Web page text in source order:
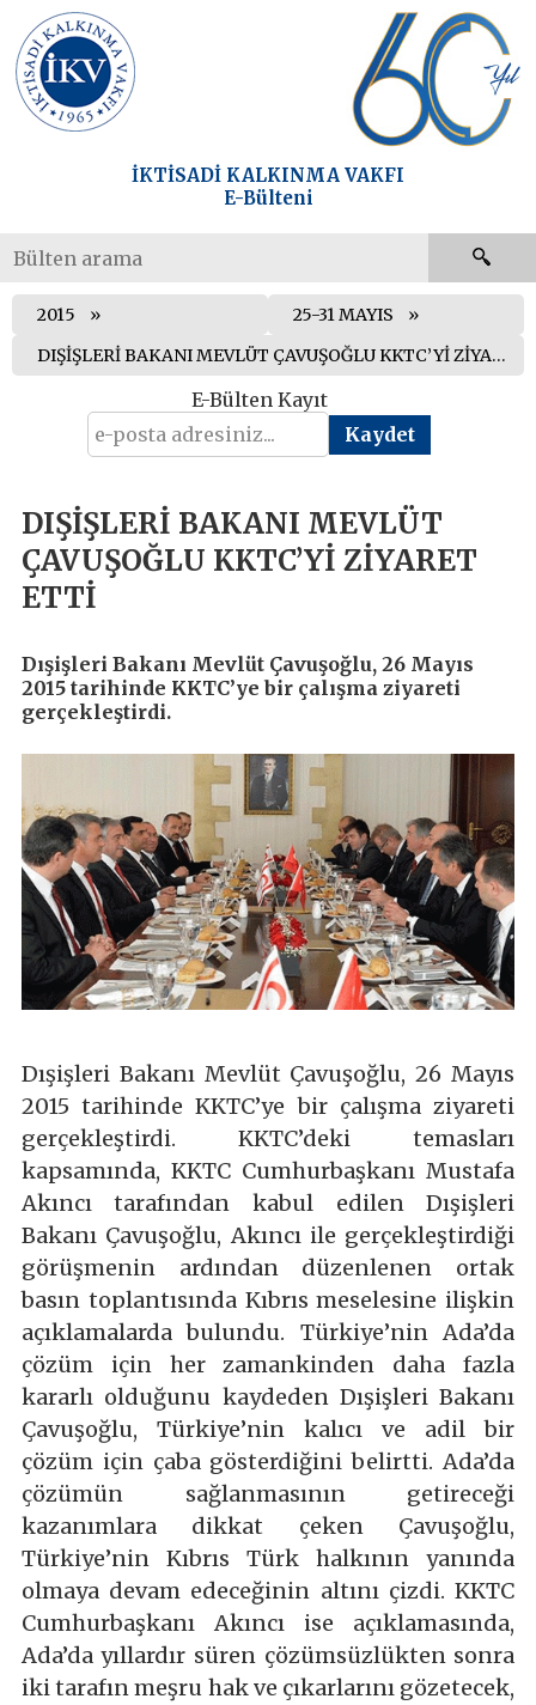
İKTİSADİ KALKINMA VAKFI
E-Bülteni
2015
25-31 MAYIS
DIŞİŞLERİ BAKANI MEVLÜT ÇAVUŞOĞLU KKTC’Yİ ZİYARET ETTİ
E-Bülten Kayıt
DIŞİŞLERİ BAKANI MEVLÜT
ÇAVUŞOĞLU KKTC’Yİ ZİYARET
ETTİ
Dışişleri Bakanı Mevlüt Çavuşoğlu, 26 Mayıs
2015 tarihinde KKTC’ye bir çalışma ziyareti
gerçekleştirdi.
Dışişleri Bakanı Mevlüt Çavuşoğlu, 26 Mayıs
2015 tarihinde KKTC’ye bir çalışma ziyareti
gerçekleştirdi. KKTC’deki temasları
kapsamında, KKTC Cumhurbaşkanı Mustafa
Akıncı tarafından kabul edilen Dışişleri
Bakanı Çavuşoğlu, Akıncı ile gerçekleştirdiği
görüşmenin ardından düzenlenen ortak
basın toplantısında Kıbrıs meselesine ilişkin
açıklamalarda bulundu. Türkiye’nin Ada’da
çözüm için her zamankinden daha fazla
kararlı olduğunu kaydeden Dışişleri Bakanı
Çavuşoğlu, Türkiye’nin kalıcı ve adil bir
çözüm için çaba gösterdiğini belirtti. Ada’da
çözümün sağlanmasının getireceği
kazanımlara dikkat çeken Çavuşoğlu,
Türkiye’nin Kıbrıs Türk halkının yanında
olmaya devam edeceğinin altını çizdi. KKTC
Cumhurbaşkanı Akıncı ise açıklamasında,
Ada’da yıllardır süren çözümsüzlükten sonra
iki tarafın meşru hak ve çıkarlarını gözetecek,